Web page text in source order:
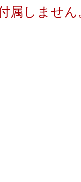
属しません